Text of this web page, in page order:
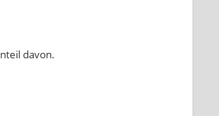
davon.